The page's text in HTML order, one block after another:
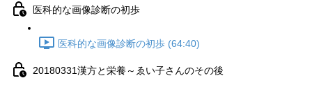
医科的な画像診断の初歩
医科的な画像診断の初歩 (64:40)
20180331漢方と栄養～ゑい子さんのその後